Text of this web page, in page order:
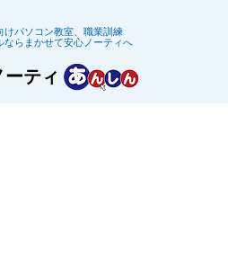
けパソコン教室、職業訓練
ならまかせて安心ノーティへ
ーティ